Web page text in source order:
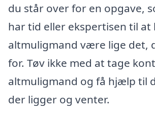
du står over for en opgave,
har tid eller ekspertisen til at
altmuligmand være lige det,
for. Tøv ikke med at tage
altmuligmand og få hjælp til
der ligger og venter.